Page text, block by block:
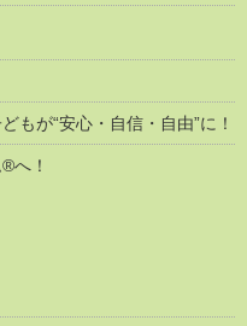
もが“安心・自信・自由”に！
へ！